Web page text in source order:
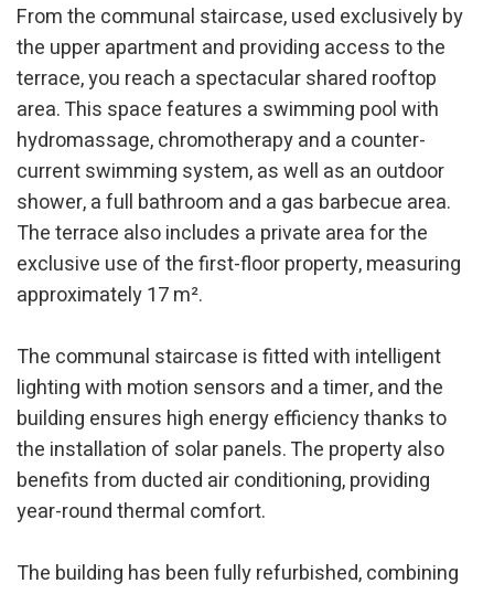
From the communal staircase, used exclusively by
the upper apartment and providing access to the
terrace, you reach a spectacular shared rooftop
area. This space features a swimming pool with
hydromassage, chromotherapy and a counter-
current swimming system, as well as an outdoor
shower, a full bathroom and a gas barbecue area.
The terrace also includes a private area for the
exclusive use of the first-floor property, measuring
approximately 17 m².
The communal staircase is fitted with intelligent
lighting with motion sensors and a timer, and the
building ensures high energy efficiency thanks to
the installation of solar panels. The property also
benefits from ducted air conditioning, providing
year-round thermal comfort.
The building has been fully refurbished, combining